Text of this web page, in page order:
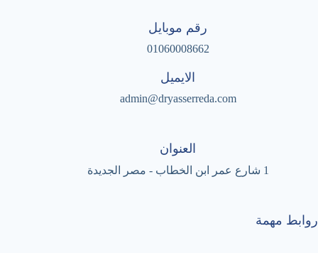
رقم موبايل
01060008662
الايميل
admin@dryasserreda.com
العنوان
1 شارع عمر ابن الخطاب - مصر الجديدة
روابط مهمة